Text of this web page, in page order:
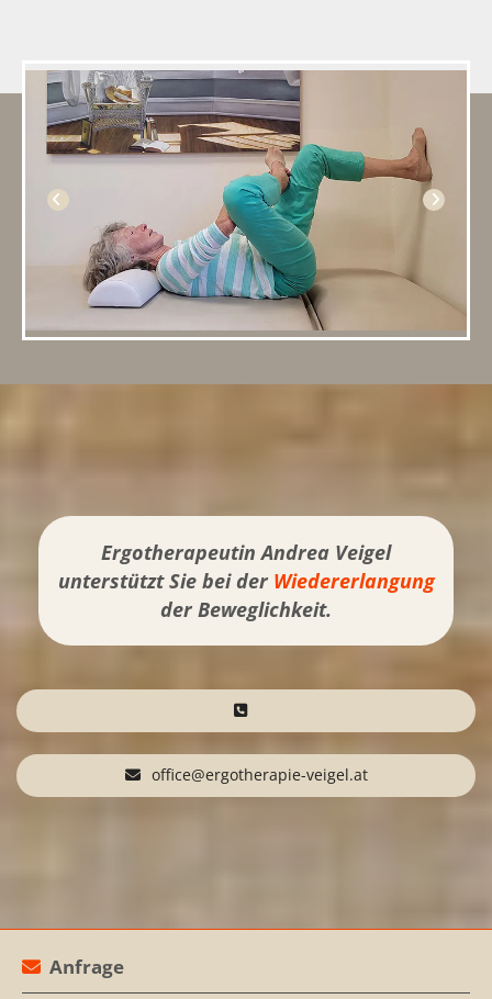
Ergotherapeutin Andrea Veigel
unterstützt Sie bei der Wiedererlangung
der Beweglichkeit.
office@ergotherapie-veigel.at
 Anfrage